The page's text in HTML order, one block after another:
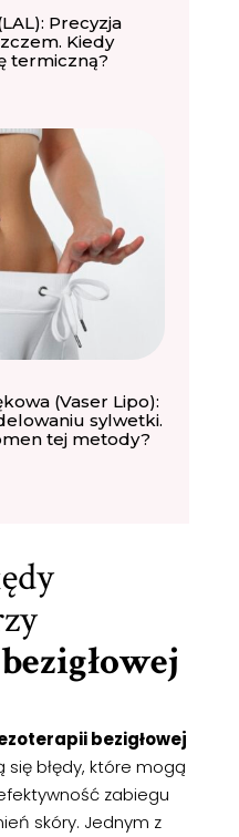
Precyzja
Kiedy
termiczną?
(Vaser Lipo):
sylwetki.
tej metody?
bezigłowej
się błędy, które mogą
zabiegu
skóry. Jednym z